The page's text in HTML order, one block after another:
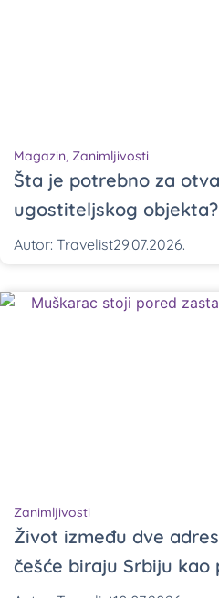
Magazin, Zanimljivosti
Šta je potrebno za
ugostiteljskog objekta?
Autor: Travelist29.07.2026.
Zanimljivosti
Život između dve
češće biraju Srbiju kao